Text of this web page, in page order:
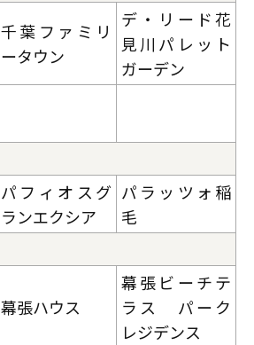
千葉ファミリ
ータウン
デ・リード花
見川パレット
ガーデン
パフィオスグ
ランエクシア
パラッツォ稲
毛
幕張ハウス
幕張ビーチテ
ラス パーク
レジデンス